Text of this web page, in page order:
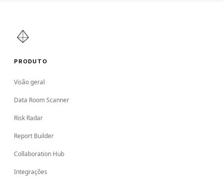
PRODUTO
Visão geral
Data Room Scanner
Risk Radar
Report Builder
Collaboration Hub
Integrações